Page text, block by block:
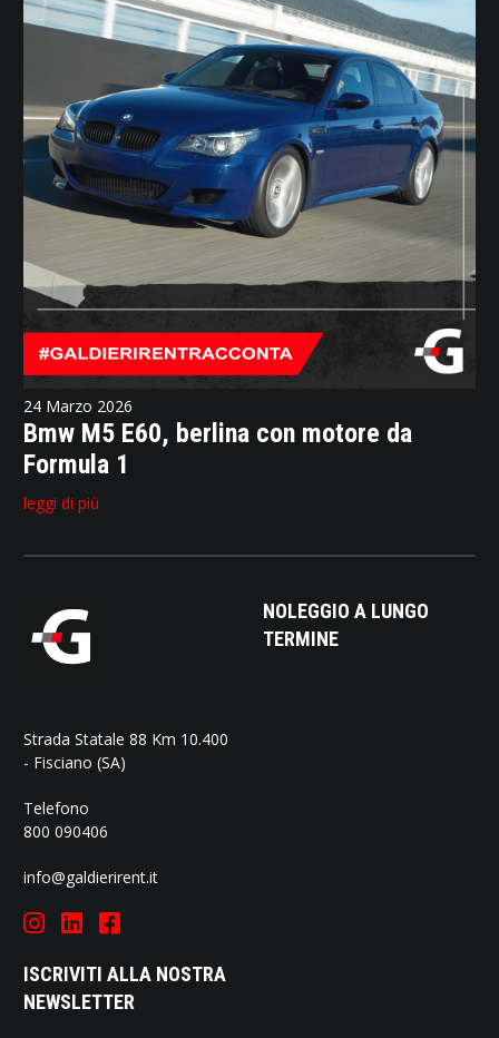
24 Marzo 2026
Bmw M5 E60, berlina con motore da
Formula 1
leggi di più
Strada Statale 88 Km 10.400
- Fisciano (SA)
Telefono
800 090406
info@galdierirent.it
ISCRIVITI ALLA NOSTRA
NEWSLETTER
NOLEGGIO A LUNGO
TERMINE